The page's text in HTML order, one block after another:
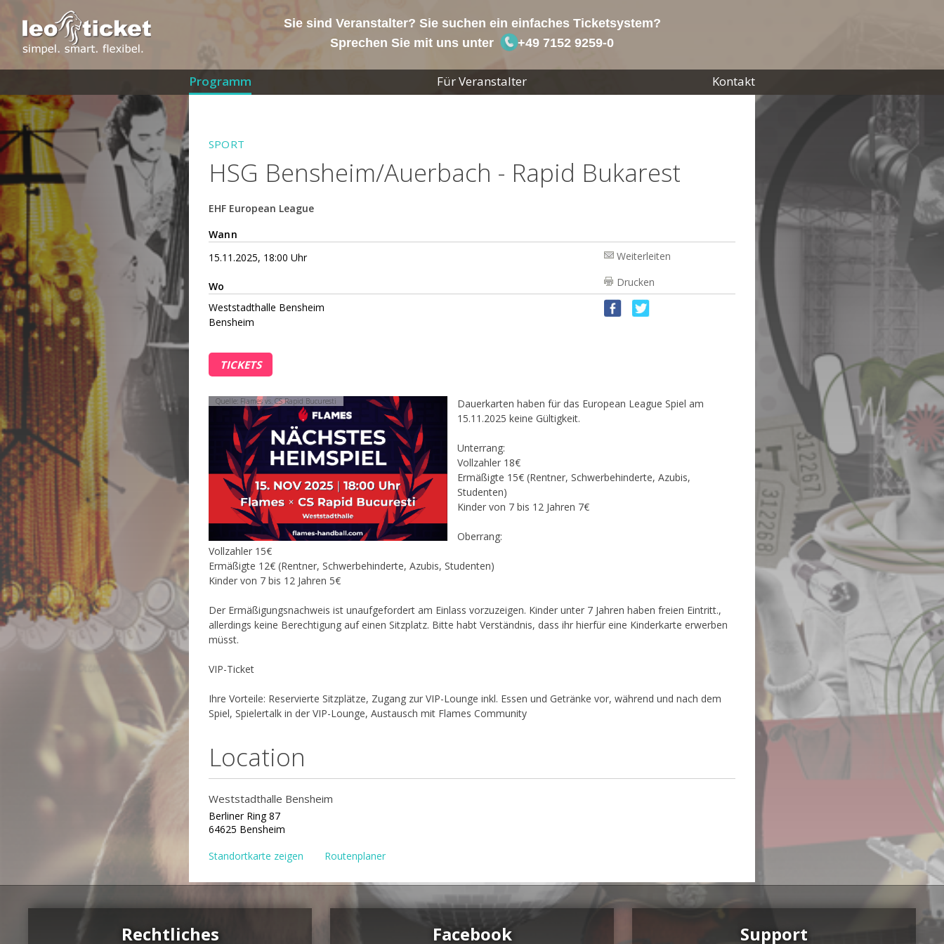
Sie sind Veranstalter? Sie suchen ein einfaches Ticketsystem?
Sprechen Sie mit uns unter
+49 7152 9259-0
Programm Für Veranstalter Kontakt
SPORT
HSG Bensheim/Auerbach - Rapid Bukarest
EHF European League
Wann
15.11.2025, 18:00 Uhr
Weiterleiten
Wo
Drucken
Weststadthalle Bensheim
Bensheim
TICKETS
Quelle: Flames vs. CS Rapid Bucuresti
Dauerkarten haben für das European League Spiel am
15.11.2025 keine Gültigkeit.
Unterrang:
Vollzahler 18€
Ermäßigte 15€ (Rentner, Schwerbehinderte, Azubis,
Studenten)
Kinder von 7 bis 12 Jahren 7€
Oberrang:
Vollzahler 15€
Ermäßigte 12€ (Rentner, Schwerbehinderte, Azubis, Studenten)
Kinder von 7 bis 12 Jahren 5€
Der Ermäßigungsnachweis ist unaufgefordert am Einlass vorzuzeigen. Kinder unter 7 Jahren haben freien Eintritt.,
allerdings keine Berechtigung auf einen Sitzplatz. Bitte habt Verständnis, dass ihr hierfür eine Kinderkarte erwerben
müsst.
VIP-Ticket
Ihre Vorteile: Reservierte Sitzplätze, Zugang zur VIP-Lounge inkl. Essen und Getränke vor, während und nach dem
Spiel, Spielertalk in der VIP-Lounge, Austausch mit Flames Community
Location
Weststadthalle Bensheim
Berliner Ring 87
64625 Bensheim
Standortkarte zeigen Routenplaner
Rechtliches Facebook Support